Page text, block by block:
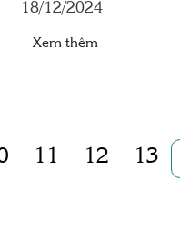
18/12/2024
Xem thêm
11 12 13